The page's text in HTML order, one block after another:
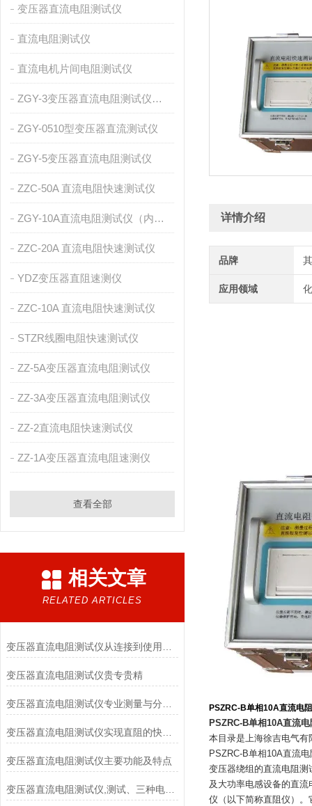
详情介绍
品牌
应用领域
PSZRC-B单相10A直流电
PSZRC-B单相10A直流
本目录是上海徐吉电气
PSZRC-B单相10A直流
变压器绕组的直流电阻
及大功率电感设备的直
仪（以下简称直阻仪）
变压器直流电阻测试仪
直流电阻测试仪
直流电机片间电阻测试仪
ZGY-3变压器直流电阻测试仪（内置充电电池）
ZGY-0510型变压器直流测试仪
ZGY-5变压器直流电阻测试仪
ZZC-50A 直流电阻快速测试仪
ZGY-10A直流电阻测试仪（内置充电电池）
ZZC-20A 直流电阻快速测试仪
YDZ变压器直阻速测仪
ZZC-10A 直流电阻快速测试仪
STZR线圈电阻快速测试仪
ZZ-5A变压器直流电阻测试仪
ZZ-3A变压器直流电阻测试仪
ZZ-2直流电阻快速测试仪
ZZ-1A变压器直流电阻速测仪
查看全部
相关文章
RELATED ARTICLES
变压器直流电阻测试仪贵专贵精
变压器直流电阻测试仪实现直阻的快速测量利器
变压器直流电阻测试仪主要功能及特点
变压器直流电阻测试仪,测试、三种电流模式